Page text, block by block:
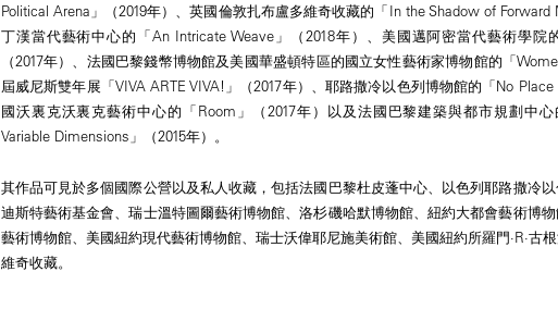
Political Arena」（2019年）、英國倫敦扎布盧多維奇收藏的「In the Shadow of
丁漢當代藝術中心的「An Intricate Weave」（2018年）、美國邁阿密當代藝術學院
（2017年）、法國巴黎錢幣博物館及美國華盛頓特區的國立女性藝術家博物館的「
屆威尼斯雙年展「VIVA ARTE VIVA!」（2017年）、耶路撒冷以色列博物館的「No
國沃裏克沃裏克藝術中心的「Room」（2017年）以及法國巴黎建築與都市規劃中心
Variable Dimensions」（2015年）。
其作品可見於多個國際公營以及私人收藏，包括法國巴黎杜皮蓬中心、以色列耶路撒冷
迪斯特藝術基金會、瑞士溫特圖爾藝術博物館、洛杉磯哈默博物館、紐約大都會藝術博
藝術博物館、美國紐約現代藝術博物館、瑞士沃偉耶尼施美術館、美國紐約所羅門·R·古
維奇收藏。